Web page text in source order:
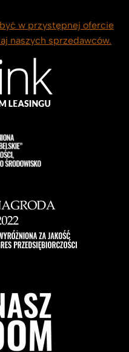
w przystępnej ofercie
naszych sprzedawców.